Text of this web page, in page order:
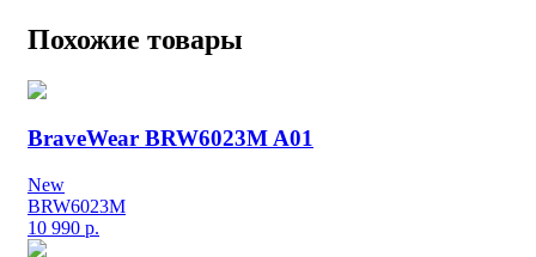
Похожие товары
BraveWear BRW6023M A01
New
BRW6023M
10 990 р.